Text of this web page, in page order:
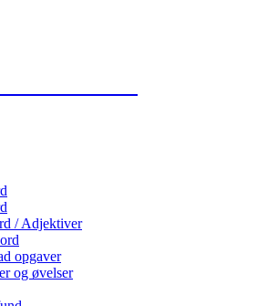
/ Adjektiver
opgaver
og øvelser